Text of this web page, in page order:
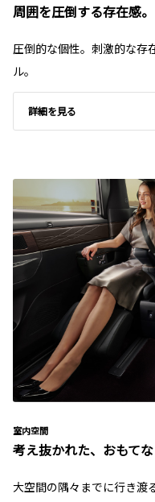
周囲を圧倒する存在感。
圧倒的な個性。刺激的な存
ル。
詳細を見る
室内空間
考え抜かれた、おもてな
大空間の隅々までに行き渡